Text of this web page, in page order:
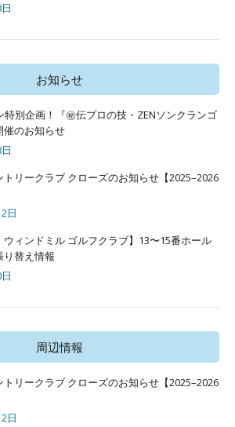
お知らせ
特別企画！『㊙️伝プロの技・ZENソンクランゴ
催のお知らせ
リークラブ クローズのお知らせ【2025–2026
日
ウィンドミル ゴルフクラブ】13〜15番ホール
り替え情報
周辺情報
リークラブ クローズのお知らせ【2025–2026
日